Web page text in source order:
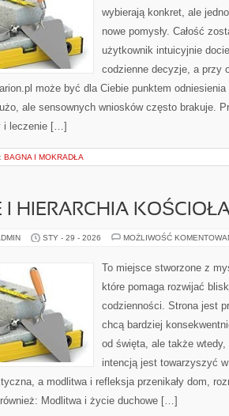
wybierają konkret, ale
nowe pomysły. Całość
użytkownik intuicyjnie
codzienne decyzje, a przy
może być dla Ciebie punktem
ale sensownych wniosków często brakuje.
i leczenie […]
BAGNA I MOKRADŁA
I HIERARCHIA
STY - 29 - 2026 MOŻLIWOŚĆ
To miejsce stworzone z
które pomaga rozwijać
codzienności. Strona jest
chcą bardziej
od święta, ale także
intencją jest towarzyszyć
a modlitwa i refleksja przenikały dom,
Modlitwa i życie duchowe […]